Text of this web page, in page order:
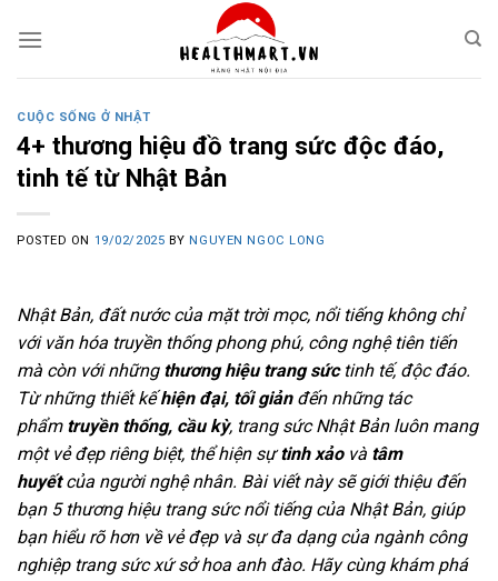
CUỘC SỐNG Ở NHẬT
4+ thương hiệu đồ trang sức độc đáo,
tinh tế từ Nhật Bản
POSTED ON 19/02/2025 BY NGUYEN NGOC LONG
Nhật Bản, đất nước của mặt trời mọc, nổi tiếng không chỉ
với văn hóa truyền thống phong phú, công nghệ tiên tiến
mà còn với những thương hiệu trang sứctinh tế, độc đáo.
Từ những thiết kếhiện đại, tối giảnđến những tác
phẩm truyền thống, cầu kỳ, trang sức Nhật Bản luôn mang
một vẻ đẹp riêng biệt, thể hiện sựtinh xảovà tâm
huyếtcủa người nghệ nhân. Bài viết này sẽ giới thiệu đến
bạn 5 thương hiệu trang sức nổi tiếng của Nhật Bản, giúp
bạn hiểu rõ hơn về vẻ đẹp và sự đa dạng của ngành công
nghiệp trang sức xứ sở hoa anh đào. Hãy cùng khám phá